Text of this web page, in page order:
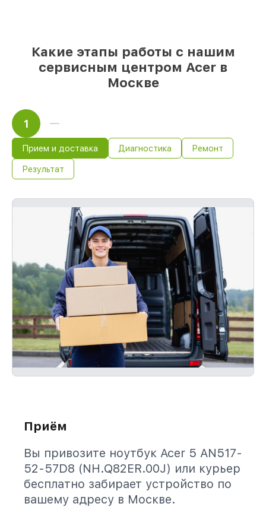
Какие этапы работы с нашим
сервисным центром Acer в
Москве
1
Прием и доставка Диагностика Ремонт
Результат
Приём
Вы привозите ноутбук Acer 5 AN517-
52-57D8 (NH.Q82ER.00J) или курьер
бесплатно забирает устройство по
вашему адресу в Москве.